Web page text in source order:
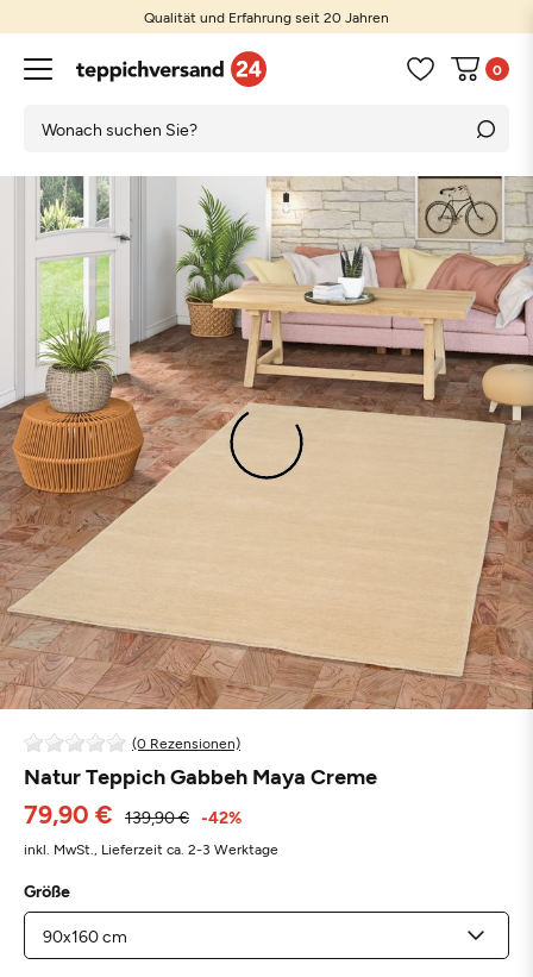
Qualität und Erfahrung seit 20 Jahren
0
(0 Rezensionen)
Natur Teppich Gabbeh Maya Creme
79,90 € 139,90 € -42%
inkl. MwSt., Lieferzeit ca. 2-3 Werktage
Größe